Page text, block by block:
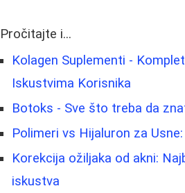
Pročitajte i...
Kolagen Suplementi -
Iskustvima Korisnika
Botoks - Sve što treba da
Polimeri vs Hijaluron za
Korekcija ožiljaka od akni:
iskustva